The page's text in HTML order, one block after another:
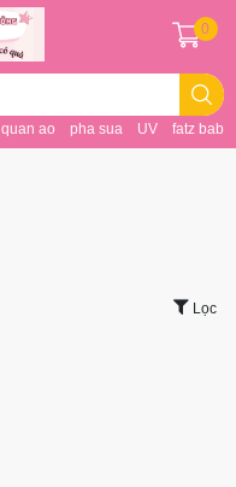
quan ao pha sua UV fatz baby
0
Lọc